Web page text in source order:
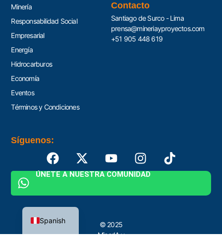
Minería
Responsabilidad Social
Empresarial
Energía
Hidrocarburos
Economía
Eventos
Términos y Condiciones
Contacto
Santiago de Surco - Lima
prensa@mineriayproyectos.com
+51 905 448 619
Síguenos:
ÚNETE A NUESTRA COMUNIDAD
© 2025
MinerIA y
Spanish